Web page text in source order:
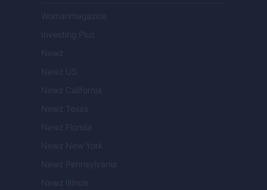
Womanmagazine
Investing Plus
Newz
Newz US
Newz California
Newz Texas
Newz Florida
Newz New York
Newz Pennsylvania
Newz Illinois